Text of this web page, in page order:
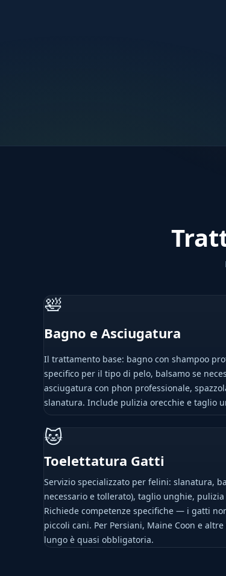
🛀
Bagno e Asciugatura
Il trattamento base: bagno con shampoo
specifico per il tipo di pelo, balsamo se
asciugatura con phon professionale,
slanatura. Include pulizia orecchie e taglio
🐱
Toelettatura Gatti
Servizio specializzato per felini: slanatura,
necessario e tollerato), taglio unghie, pulizia
Richiede competenze specifiche — i gatti
piccoli cani. Per Persiani, Maine Coon e
lungo è quasi obbligatoria.